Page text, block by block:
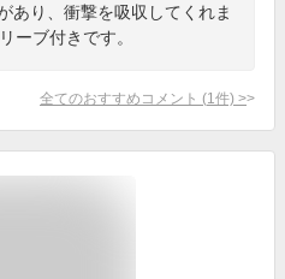
あり、衝撃を吸収してくれま
ーブ付きです。
全てのおすすめコメント (1 件) >